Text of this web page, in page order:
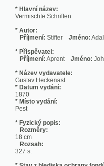
* Autor:
* Přispěvatel:
Příjmení:AprentJméno:Johannes
* Název vydavatele:
Gustav Heckenast
1870
* Místo vydání:
* Fyzický popis:
Rozměry:
18 cm
327 s.
* Stav z hlediska ochrany fondů:
Aktuální stav:
nekvalitní a poškozená předloha;
* Jazyk: